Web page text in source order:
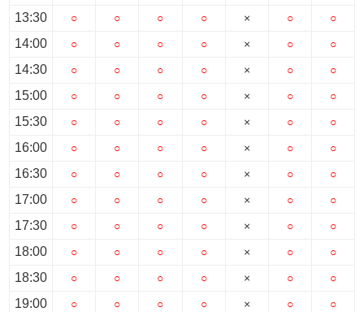
13:30
14:00
14:30
15:00
15:30
16:00
16:30
17:00
17:30
18:00
18:30
19:00
○
○
○
○
○
○
○
○
○
○
○
○
○
○
○
○
○
○
○
○
○
○
○
○
○
○
○
○
○
○
○
○
○
○
○
○
○
○
○
○
○
○
○
○
○
○
○
○
×
×
×
×
×
×
×
×
×
×
×
×
○
○
○
○
○
○
○
○
○
○
○
○
○
○
○
○
○
○
○
○
○
○
○
○